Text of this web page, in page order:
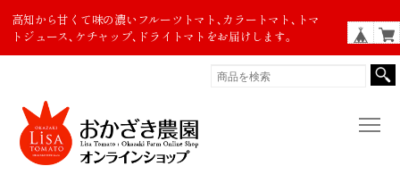
高知から甘くて味の濃いフルーツトマト､カラートマト､トマ
トジュース､ケチャップ､ドライトマトをお届けします。